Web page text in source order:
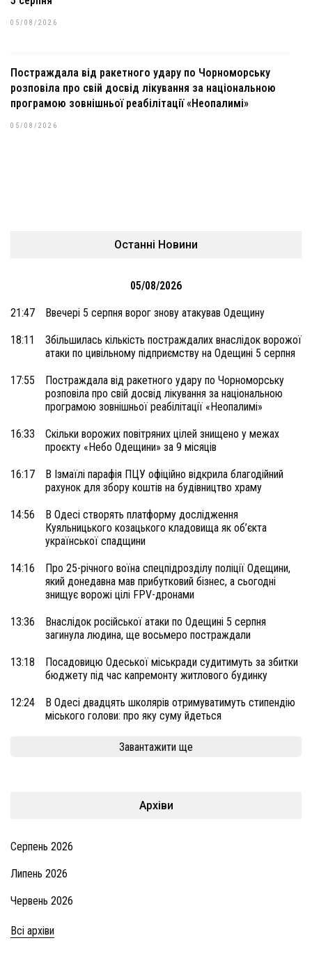
05/08/2026
Постраждала від ракетного удару по Чорноморську
розповіла про свій досвід лікування за національною
програмою зовнішньої реабілітації «Неопалимі»
05/08/2026
Останні Новини
05/08/2026
21:47 Ввечері 5 серпня ворог знову атакував Одещину
18:11
Збільшилась кількість постраждалих внаслідок ворожої
атаки по цивільному підприємству на Одещині 5 серпня
17:55
Постраждала від ракетного удару по Чорноморську
розповіла про свій досвід лікування за національною
програмою зовнішньої реабілітації «Неопалимі»
16:33
Скільки ворожих повітряних цілей знищено у межах
проєкту «Небо Одещини» за 9 місяців
16:17
В Ізмаїлі парафія ПЦУ офіційно відкрила благодійний
рахунок для збору коштів на будівництво храму
14:56
В Одесі створять платформу дослідження
Куяльницького козацького кладовища як об’єкта
української спадщини
14:16
Про 25-річного воїна спецпідрозділу поліції Одещини,
який донедавна мав прибутковий бізнес, а сьогодні
знищує ворожі цілі FPV-дронами
13:36
Внаслідок російської атаки по Одещині 5 серпня
загинула людина, ще восьмеро постраждали
13:18
Посадовицю Одеської міськради судитимуть за збитки
бюджету під час капремонту житлового будинку
12:24
В Одесі двадцять школярів отримуватимуть стипендію
міського голови: про яку суму йдеться
Завантажити ще
Архіви
Серпень 2026
Липень 2026
Червень 2026
Всі архіви